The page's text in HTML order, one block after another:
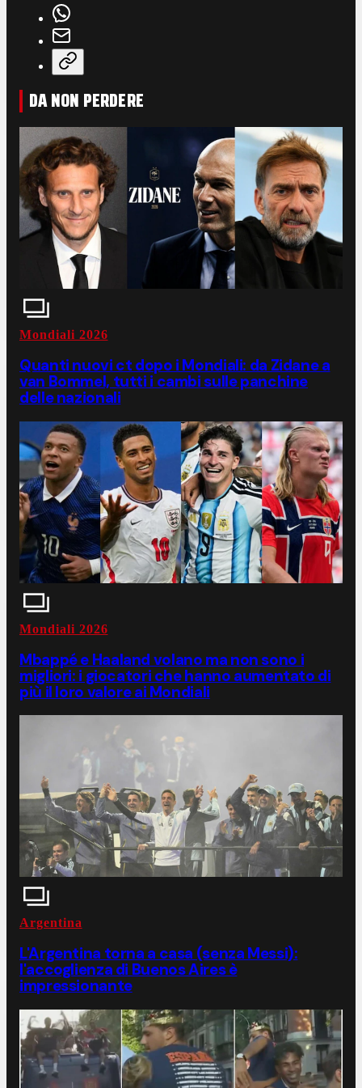
DA NON PERDERE
Mondiali 2026
Quanti nuovi ct dopo i Mondiali: da Zidane a
van Bommel, tutti i cambi sulle panchine
delle nazionali
Mondiali 2026
Mbappé e Haaland volano ma non sono i
migliori: i giocatori che hanno aumentato di
più il loro valore ai Mondiali
Argentina
L'Argentina torna a casa (senza Messi):
l'accoglienza di Buenos Aires è
impressionante